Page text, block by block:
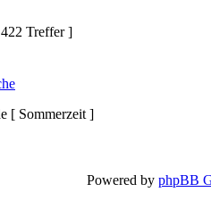
Treffer ]
[ Sommerzeit ]
Powered by phpBB